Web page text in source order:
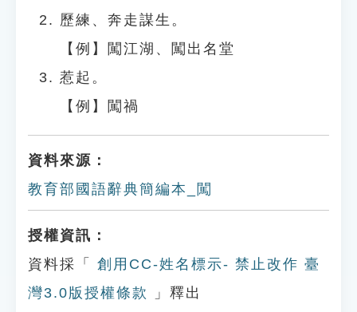
歷練、奔走謀生。
【例】闖江湖、闖出名堂
惹起。
【例】闖禍
資料來源：
教育部國語辭典簡編本_闖
授權資訊：
資料採「
創用CC-姓名標示- 禁止改作 臺
灣3.0版授權條款
」釋出